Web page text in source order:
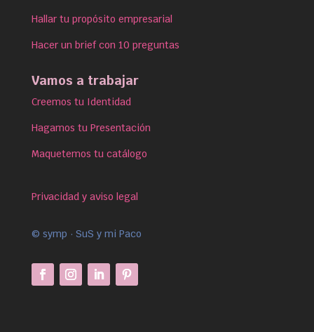
Hallar tu propósito empresarial
Hacer un brief con 10 preguntas
Vamos a trabajar
Creemos tu Identidad
Hagamos tu Presentación
Maquetemos tu catálogo
Privacidad y aviso legal
© symp · SuS y mi Paco